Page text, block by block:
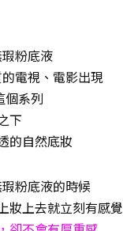
粉底液
電視、電影出現
個系列
下
的自然底妝
粉底液的時候
妝上去就立刻有感覺